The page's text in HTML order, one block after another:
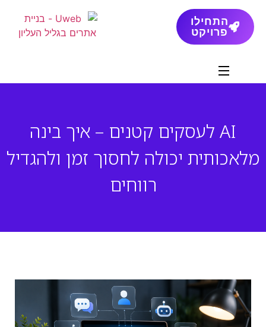
התחילו
פרויקט
AI לעסקים קטנים – איך בינה
מלאכותית יכולה לחסוך זמן ולהגדיל
רווחים